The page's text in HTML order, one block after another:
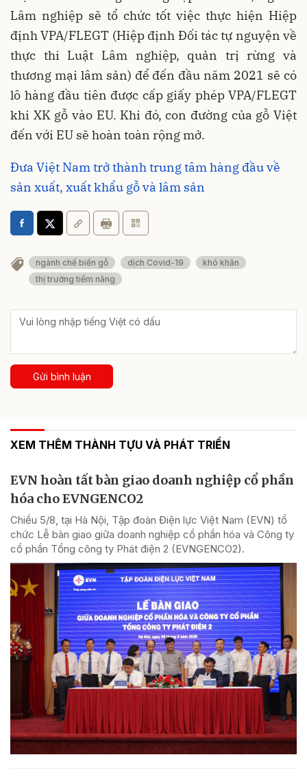
Lâm nghiệp sẽ tổ chức tốt việc thực hiện Hiệp
định VPA/FLEGT (Hiệp định Đối tác tự nguyện về
thực thi Luật Lâm nghiệp, quản trị rừng và
thương mại lâm sản) để đến đầu năm 2021 sẽ có
lô hàng đầu tiên được cấp giấy phép VPA/FLEGT
khi XK gỗ vào EU. Khi đó, con đường của gỗ Việt
đến với EU sẽ hoàn toàn rộng mở.
Đưa Việt Nam trở thành trung tâm hàng đầu về
sản xuất, xuất khẩu gỗ và lâm sản
ngành chế biến gỗ dịch Covid-19
khó khăn
thị trường tiềm năng
Gửi bình luận
XEM THÊM THÀNH TỰU VÀ PHÁT TRIỂN
EVN hoàn tất bàn giao doanh nghiệp cổ phần
hóa cho EVNGENCO2
Chiều 5/8, tại Hà Nội, Tập đoàn Điện lực Việt Nam (EVN) tổ
chức Lễ bàn giao giữa doanh nghiệp cổ phần hóa và Công ty
cổ phần Tổng công ty Phát điện 2 (EVNGENCO2).